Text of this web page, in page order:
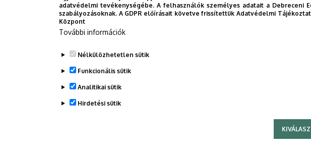
Contribution to
adatvédelmi tevékenységébe. A felhasználók személyes adatait a
szabályozásoknak. A GDPR előírásait követve frissítettük Adatvédelmi
Központ
További információk
Nélkülözhetetlen sütik
Funkcionális sütik
Analitikai sütik
Hirdetési sütik